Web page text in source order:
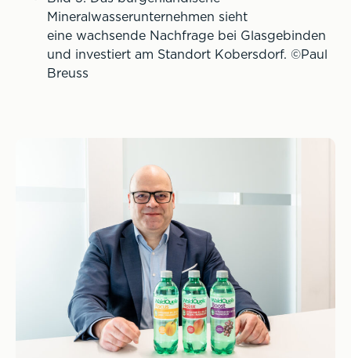
Mineralwasserunternehmen sieht
eine wachsende Nachfrage bei Glasgebinden
und investiert am Standort Kobersdorf. ©Paul
Breuss